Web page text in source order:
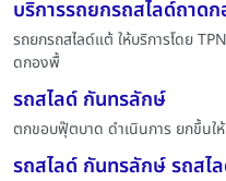
บริการรถยกรถสไลด์ถาด
รถยกรถสไลด์แต้ ให้บริการโดย
ดกองพื้
รถสไลด์ กันทรลักษ์
ตกขอบฟุ๊ตบาด ดำเนินการ ยกขึ้น
รถสไลด์ กันทรลักษ์ รถสไ